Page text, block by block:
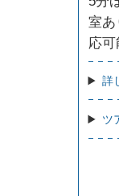
室あ
応可
詳
ツ